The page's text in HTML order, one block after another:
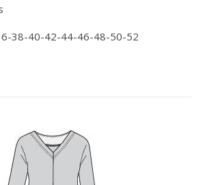
38-40-42-44-46-48-50-52